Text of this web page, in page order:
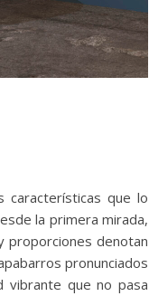
características que lo
la primera mirada,
proporciones denotan
pronunciados
vibrante que no pasa